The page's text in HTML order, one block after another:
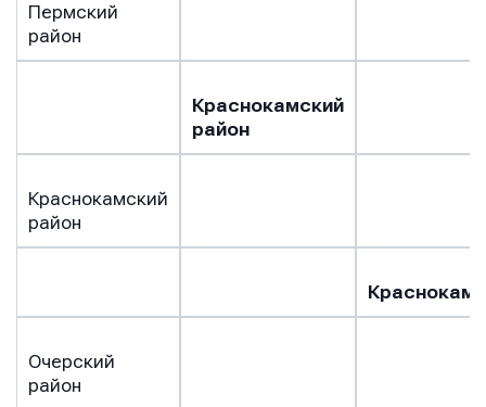
Пермский
район
Краснокамский
район
Краснокамский
район
Очерский
район